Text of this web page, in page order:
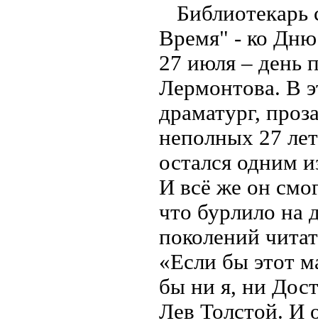
Время" - ко
27 июля – день
Лермонтова. В
драматург,
неполных 27
остался одним
И всё же он
что бурлило на
поколений
«Если бы этот
бы ни я, ни
Лев Толстой. И